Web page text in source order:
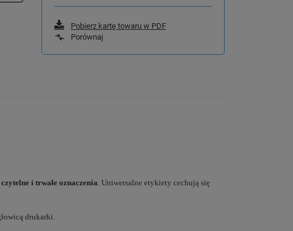
Pobierz kartę towaru w PDF
Porównaj
czytelne i trwałe oznaczenia. Uniwersalne etykiety cechują się
drukarki.